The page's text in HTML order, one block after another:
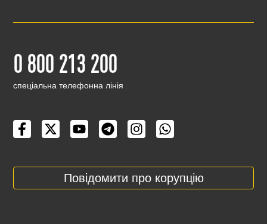
0 800 213 200
cпеціальна телефонна лінія
Повідомити про корупцію